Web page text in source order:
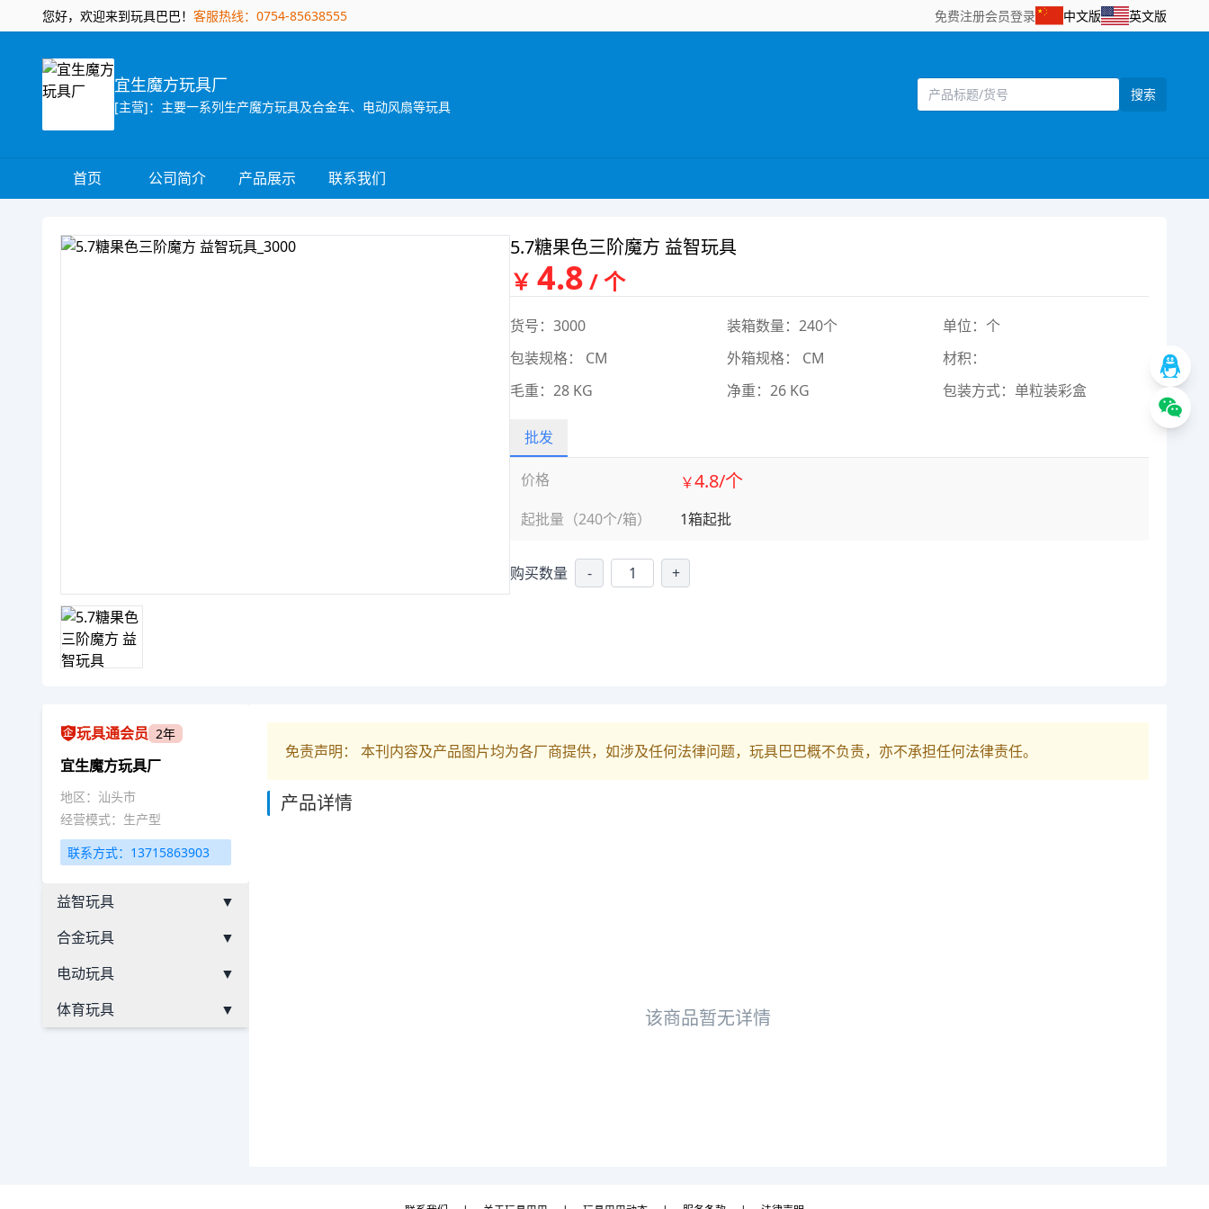
您好，欢迎来到玩具巴巴！ 客服热线：0754-85638555 免费注册会员登录 中文版 英文版
宜生魔方玩具厂
[主营]：主要一系列生产魔方玩具及合金车、电动风扇等玩具
搜索
首页 公司简介 产品展示 联系我们
5.7糖果色三阶魔方 益智玩具
￥ 4.8 / 个
货号：3000 装箱数量：240个
单位：个
包装规格： CM
外箱规格： CM
材积：
毛重：28 KG
净重：26 KG 包装方式：单粒装彩盒
批发
价格
起批量（240个/箱）
￥4.8/个
1箱起批
购买数量 - +
玩具通会员 2年
宜生魔方玩具厂
地区：汕头市
经营模式：生产型
联系方式：13715863903
益智玩具
▼
合金玩具
▼
电动玩具
▼
体育玩具
▼
免责声明： 本刊内容及产品图片均为各厂商提供，如涉及任何法律问题，玩具巴巴概不负责，亦不承担任何法律责任。
产品详情
该商品暂无详情